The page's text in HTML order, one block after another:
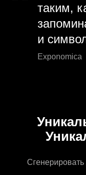
таким,
и
Exponomica